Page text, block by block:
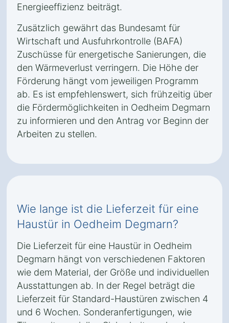
Energieeffizienz beiträgt.
Zusätzlich gewährt das Bundesamt für
Wirtschaft und Ausfuhrkontrolle (BAFA)
Zuschüsse für energetische Sanierungen, die
den Wärmeverlust verringern. Die Höhe der
Förderung hängt vom jeweiligen Programm
ab. Es ist empfehlenswert, sich frühzeitig über
die Fördermöglichkeiten in Oedheim Degmarn
zu informieren und den Antrag vor Beginn der
Arbeiten zu stellen.
Wie lange ist die Lieferzeit für eine
Haustür in Oedheim Degmarn?
Die Lieferzeit für eine Haustür in Oedheim
Degmarn hängt von verschiedenen Faktoren
wie dem Material, der Größe und individuellen
Ausstattungen ab. In der Regel beträgt die
Lieferzeit für Standard-Haustüren zwischen 4
und 6 Wochen. Sonderanfertigungen, wie